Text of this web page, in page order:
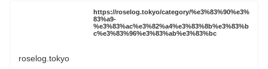
https://roselog.tokyo/category/%e3%83%90%e3%
83%a9-
%e3%83%ac%e3%82%a4%e3%83%8b%e3%83%b
c%e3%83%96%e3%83%ab%e3%83%bc
roselog.tokyo